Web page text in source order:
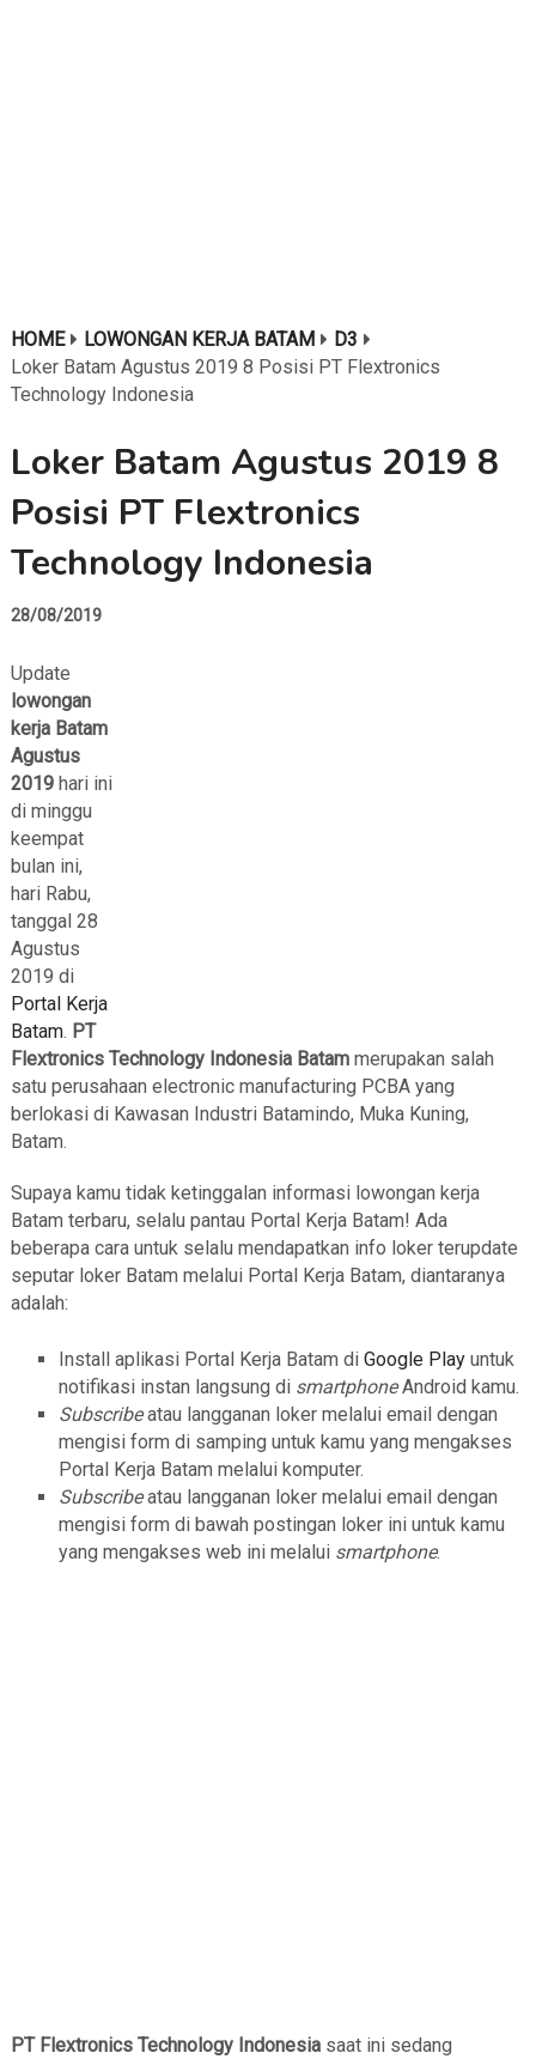
HOME LOWONGAN KERJA BATAM
D3
Loker Batam Agustus 2019 8 Posisi PT Flextronics
Technology Indonesia
Loker Batam Agustus 2019 8
Posisi PT Flextronics
Technology Indonesia
28/08/2019
Update
lowongan
kerja Batam
Agustus
2019hari ini
di minggu
keempat
bulan ini,
hari Rabu,
tanggal 28
Agustus
2019 di
Portal Kerja
Batam. PT
Flextronics Technology Indonesia Batam merupakan salah
satu perusahaan electronic manufacturing PCBA yang
berlokasi di Kawasan Industri Batamindo, Muka Kuning,
Batam.
Supaya kamu tidak ketinggalan informasi lowongan kerja
Batam terbaru, selalu pantau Portal Kerja Batam! Ada
beberapa cara untuk selalu mendapatkan info loker terupdate
seputar loker Batam melalui Portal Kerja Batam, diantaranya
adalah:
Install aplikasi Portal Kerja Batam di Google Playuntuk
notifikasi instan langsung di smartphoneAndroid kamu.
Subscribeatau langganan loker melalui email dengan
mengisi form di samping untuk kamu yang mengakses
Portal Kerja Batam melalui komputer.
Subscribeatau langganan loker melalui email dengan
mengisi form di bawah postingan loker ini untuk kamu
yang mengakses web ini melalui smartphone.
PT Flextronics Technology Indonesiasaat ini sedang